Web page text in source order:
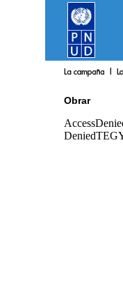
Obrar